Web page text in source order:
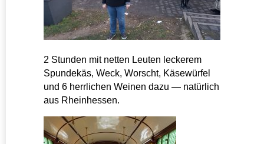
2 Stunden mit netten Leuten leckerem
Spundekäs, Weck, Worscht, Käsewürfel
und 6 herrlichen Weinen dazu — natürlich
aus Rheinhessen.